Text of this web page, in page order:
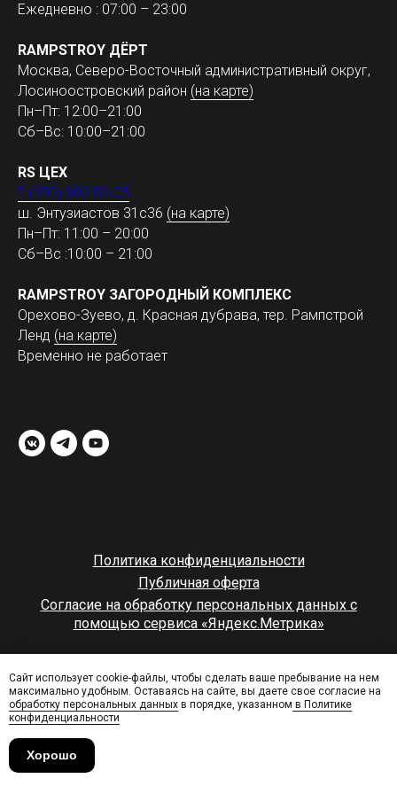
Сайт использует cookie-файлы, чтобы сделать ваше пребывание на нем
максимально удобным. Оставаясь на сайте, вы даете свое согласие на
обработку персональных данных в порядке, указанном в Политике
конфиденциальности
Хорошо
Ежедневно : 07:00 – 23:00
RAMPSTROY ДЁРТ
Москва, Северо-Восточный административный округ,
Лосиноостровский район (на карте)
Пн–Пт: 12:00–21:00
Сб–Вс: 10:00–21:00
RS ЦЕХ
7 (993) 603 89-05
ш. Энтузиастов 31с36 (на карте)
Пн–Пт: 11:00 – 20:00
Сб–Вс :10:00 – 21:00
RAMPSTROY ЗАГОРОДНЫЙ КОМПЛЕКС
Орехово-Зуево, д. Красная дубрава, тер. Рампстрой
Ленд (на карте)
Временно не работает
Политика конфиденциальности
Публичная оферта
Согласие на обработку персональных данных с
помощью сервиса «Яндекс.Метрика»
наверх